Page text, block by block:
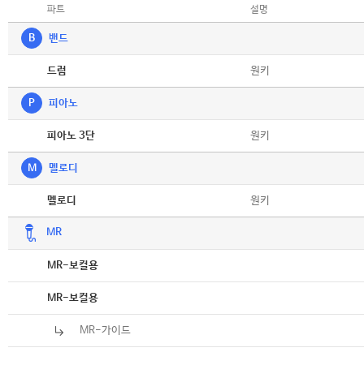
파트 설명
B 밴드
드럼 원키
P 피아노
피아노 3단 원키
M 멜로디
멜로디 원키
MR
MR-보컬용
MR-보컬용
MR-가이드